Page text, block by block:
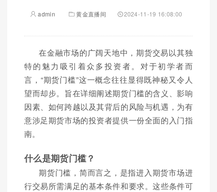
admin 黄金直播间 2024-11-19 16:08:00
在金融市场的广阔天地中，期货交易以其独
特的魅力吸引着众多投资者。对于初学者而
言，“期货门槛”这一概念往往显得既神秘又令人
望而却步。旨在详细阐述期货门槛的含义、影响
因素、如何跨越以及其背后的风险与机遇，为有
意涉足期货市场的投资者提供一份全面的入门指
南。
什么是期货门槛？
期货门槛，简而言之，是指进入期货市场进
行交易所需满足的基本条件和要求。这些条件可